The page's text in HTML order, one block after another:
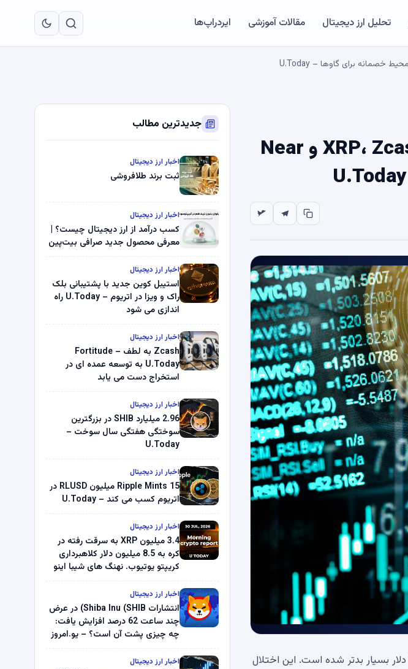
تحلیل ارز دیجیتال مقالات آموزشی ایردراپ‌ها
تحلیل قیمت 4 ژوئن XRP، Zcash (ZEC)، Cardano (ADA) و Near
تصویر فنی XRP پس از سقوط دارایی به زیر منطقه حمایت افقی بحرانی در حدود 1.28-1.30 دلار بسیار بدتر شده است. این اختلال
جدیدترین مطالب
اخبار ارز دیجیتال
ثبت برند طلافروشی
اخبار ارز دیجیتال
کسب درآمد از ارز دیجیتال چیست؟ |
معرفی محصول جدید صرافی بیت‌پین
اخبار ارز دیجیتال
استیبل کوین جدید با پشتیبانی بلک
راک و ویزا در اتریوم – U.Today راه
اندازی می شود
اخبار ارز دیجیتال
Zcash به لطف Fortitude –
U.Today به توسعه عمده ای در
استخراج دست می یابد
اخبار ارز دیجیتال
2.96 میلیارد SHIB در بزرگترین
سوختگی هفتگی سال سوخت –
U.Today
اخبار ارز دیجیتال
Ripple Mints 15 میلیون RLUSD در
اتریوم کسب می کند – U.Today
اخبار ارز دیجیتال
3.4 میلیون XRP به سرقت رفته در
کره به 8.5 میلیون دلار کلاهبرداری
کریپتو یوتیوب. نهنگ های شیبا اینو
میلیون دلار U-Turn در بیت کوین را
ثبت کرد – گزارش کریپتو صبح –
U.Today
اخبار ارز دیجیتال
انتشارات Shiba Inu (SHIB) در عرض
چند ساعت 62 درصد افزایش یافت:
چه چیزی پشت آن است؟ – یو.امروز
اخبار ارز دیجیتال